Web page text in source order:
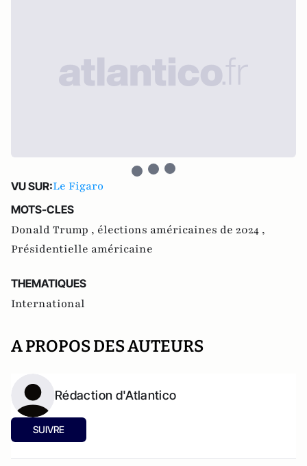
VU SUR:Le Figaro
MOTS-CLES
Donald Trump , élections américaines de 2024 ,
Présidentielle américaine
THEMATIQUES
International
A PROPOS DES AUTEURS
Rédaction d'Atlantico
SUIVRE